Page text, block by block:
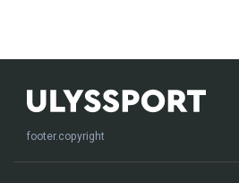
footer.copyright